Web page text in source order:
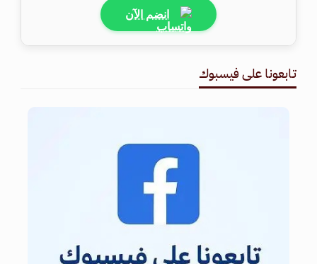
انضم الآن
تابعونا على فيسبوك